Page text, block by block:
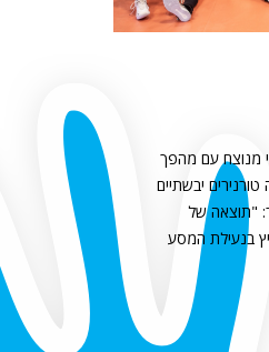
מנוצח עם מהפך
יבשתיים
דור: "תוצאה של
בנעילת המסע